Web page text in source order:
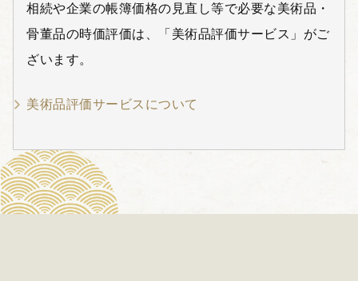
相続や企業の帳簿価格の見直し等で必要な美術品・
骨董品の時価評価は、「美術品評価サービス」がご
ざいます。
美術品評価サービスについて